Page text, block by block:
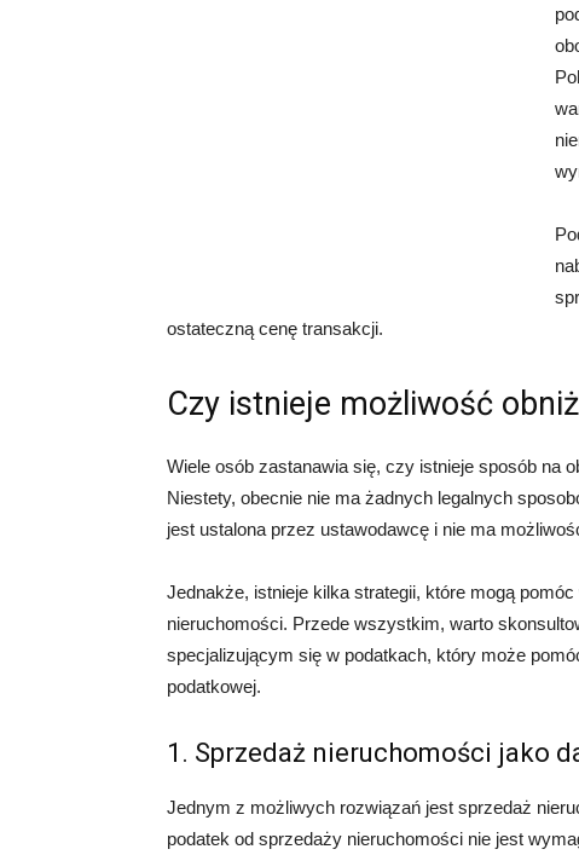
ostateczną cenę transakcji.
Czy istnieje możliwość
Wiele osób zastanawia się, czy istnieje sposób na
Niestety, obecnie nie ma żadnych legalnych
jest ustalona przez ustawodawcę i nie ma
Jednakże, istnieje kilka strategii, które mogą
nieruchomości. Przede wszystkim, warto
specjalizującym się w podatkach, który może
podatkowej.
1. Sprzedaż nieruchomości jako
Jednym z możliwych rozwiązań jest sprzedaż
podatek od sprzedaży nieruchomości nie jest